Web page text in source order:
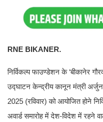
RNE BIKANER.
निर्विकल्प फाउण्डेशन के ‘बीकानेर
उद्घाटन केन्द्रीय कानून मंत्री
2025 (रविवार) को आयोजित होने
अवार्ड समारोह में देश-विदेश में रहने